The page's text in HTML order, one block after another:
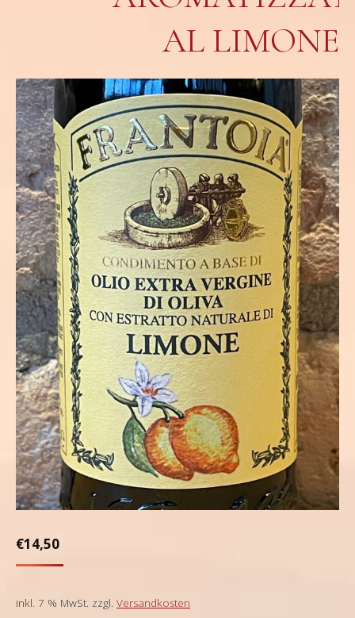
AL LIMONE
€14,50
inkl. 7 % MwSt. zzgl. Versandkosten